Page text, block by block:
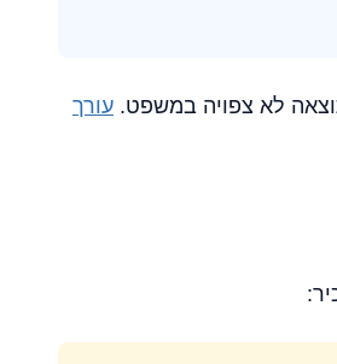
לא צפויה במשפט. עורך